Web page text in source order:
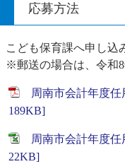
応募方法
こども保育課へ申し込
※郵送の場合は、令和
周南市会計年度
189KB]
周南市会計年度
22KB]